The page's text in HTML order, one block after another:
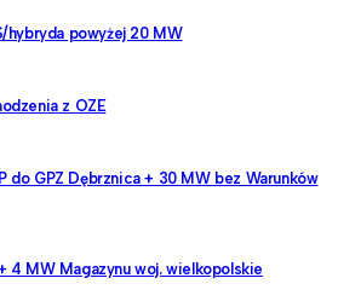
hybryda powyżej 20 MW
z OZE
do GPZ Dębrznica + 30 MW bez Warunków
4 MW Magazynu woj. wielkopolskie